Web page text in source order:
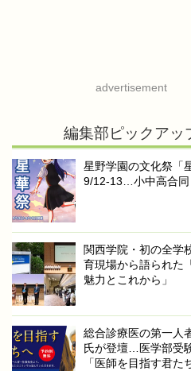
advertisement
編集部ピックアッ
星野学園の文化祭「
9/12-13…小中高合同
関西学院・初の全学
育現場から語られた
魅力とこれから」
総合診療医の第一人
氏が登壇…医学部受
「医師を目指す君た